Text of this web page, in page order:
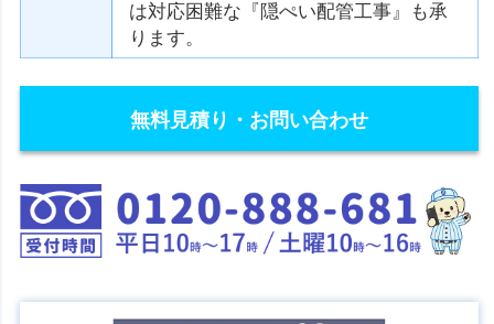
は対応困難な『隠ぺい配管工事』も承
ります。
無料見積り・お問い合わせ